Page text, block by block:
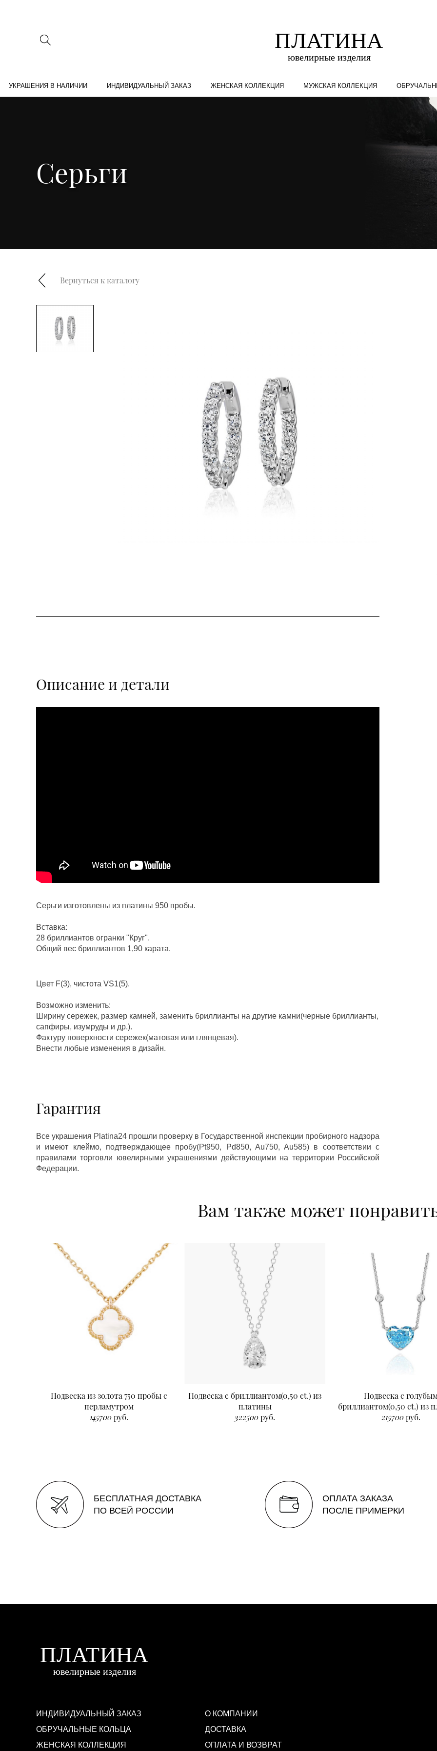
УКРАШЕНИЯ В НАЛИЧИИ ИНДИВИДУАЛЬНЫЙ ЗАКАЗ ЖЕНСКАЯ КОЛЛЕКЦИЯ МУЖСКАЯ КОЛЛЕКЦИЯ
Серьги
Вернуться к каталогу
Описание и детали
Серьги изготовлены из платины 950 пробы.
Вставка:
28 бриллиантов огранки "Круг".
Общий вес бриллиантов 1,90 карата.
Цвет F(3), чистота VS1(5).
Возможно изменить:
Ширину сережек, размер камней, заменить бриллианты на другие камни(черные бриллианты,
сапфиры, изумруды и др.).
Фактуру поверхности сережек(матовая или глянцевая).
Внести любые изменения в дизайн.
Гарантия
Все украшения Platina24 прошли проверку в Государственной инспекции пробирного надзора
и имеют клеймо, подтверждающее пробу(Pt950, Pd850, Au750, Au585) в соответствии с
правилами торговли ювелирными украшениями действующими на территории Российской
Федерации.
Вам также может
Подвеска из золота 750 пробы с
перламутром
145700руб.
Подвеска с бриллиантом(0,50 ct.) из
платины
322500руб.
Подвеска с
бриллиантом(0,50 ct.) из
215700руб.
БЕСПЛАТНАЯ ДОСТАВКА
ПО ВСЕЙ РОССИИ
ОПЛАТА ЗАКАЗА
ПОСЛЕ ПРИМЕРКИ
ИНДИВИДУАЛЬНЫЙ ЗАКАЗ
ОБРУЧАЛЬНЫЕ КОЛЬЦА
ЖЕНСКАЯ КОЛЛЕКЦИЯ
О КОМПАНИИ
ДОСТАВКА
ОПЛАТА И ВОЗВРАТ